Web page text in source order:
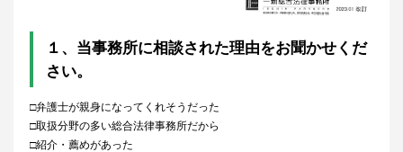
１、 当事務所に相談された理由をお聞かせくだ
さい。
□弁護士が親身になってくれそうだった
□取扱分野の多い総合法律事務所だから
□紹介・薦めがあった